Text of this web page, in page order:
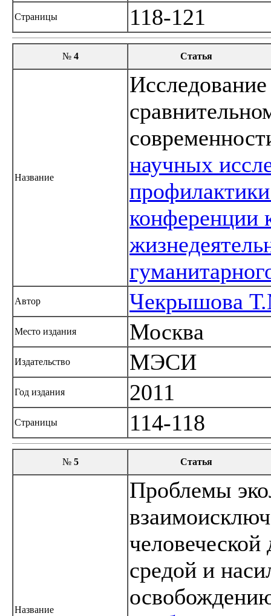
Страницы 118-121
№ 4 Статья
Название
научных
конференции
Автор Чекрышова
Место издания Москва
Издательство МЭСИ
Год издания 2011
Страницы 114-118
№ 5 Статья
Название
Проблемы
средой и